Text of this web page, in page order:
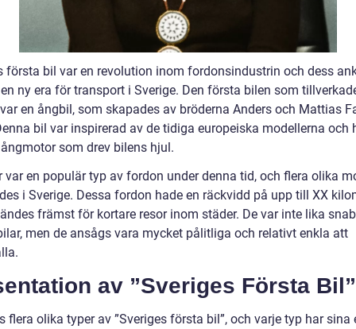
första bil var en revolution inom fordonsindustrin och dess
ny era för transport i Sverige. Den första bilen som
en ångbil, som skapades av bröderna Anders och Mattias
bil var inspirerad av de tidiga europeiska modellerna och
som drev bilens hjul.
var en populär typ av fordon under denna tid, och flera olika
i Sverige. Dessa fordon hade en räckvidd på upp till XX
främst för kortare resor inom städer. De var inte lika
men de ansågs vara mycket pålitliga och relativt enkla att
av ”Sveriges Första Bil”
flera olika typer av ”Sveriges första bil”, och varje typ har sina